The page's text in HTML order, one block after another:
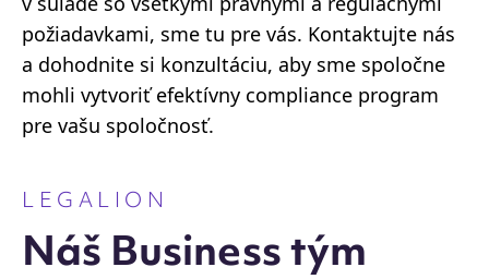
požiadavkami, sme tu pre vás. Kontaktujte nás
a dohodnite si konzultáciu, aby sme spoločne
mohli vytvoriť efektívny compliance program
pre vašu spoločnosť.
LEGALION
Náš Business tým